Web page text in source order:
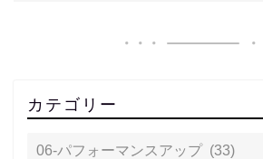
カテゴリー